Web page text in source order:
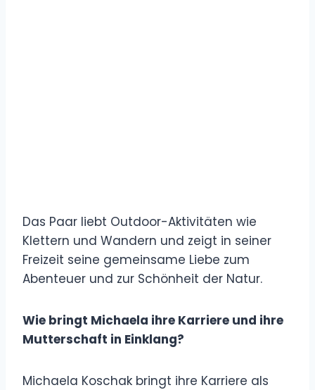
Das Paar liebt Outdoor-Aktivitäten wie
Klettern und Wandern und zeigt in seiner
Freizeit seine gemeinsame Liebe zum
Abenteuer und zur Schönheit der Natur.
Wie bringt Michaela ihre Karriere und ihre
Mutterschaft in Einklang?
Michaela Koschak bringt ihre Karriere als